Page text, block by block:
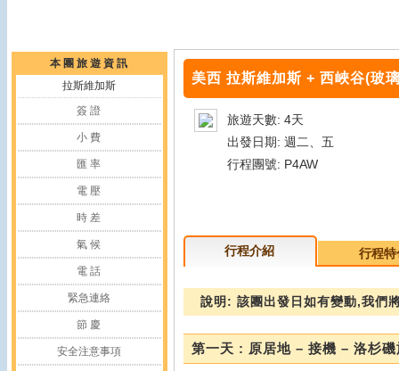
本 團 旅 遊 資 訊
拉斯維加斯
簽 證
小 費
匯 率
電 壓
時 差
氣 候
電 話
緊急連絡
節 慶
安全注意事項
美西 拉斯維加斯 + 西峽谷(玻
旅遊天數: 4天
出發日期: 週二、五
行程團號: P4AW
行程介紹 行程
說明: 該團出發日如有變動,我們
第一天 : 原居地 – 接機 – 洛杉磯